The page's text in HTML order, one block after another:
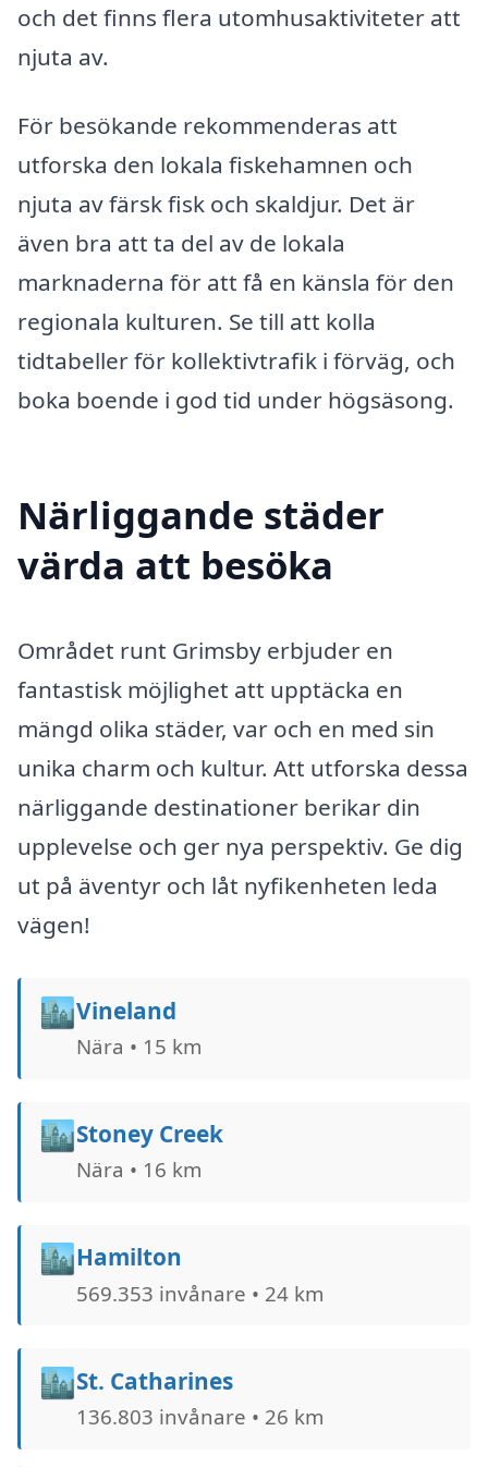
och det finns flera utomhusaktiviteter att
njuta av.
För besökande rekommenderas att
utforska den lokala fiskehamnen och
njuta av färsk fisk och skaldjur. Det är
även bra att ta del av de lokala
marknaderna för att få en känsla för den
regionala kulturen. Se till att kolla
tidtabeller för kollektivtrafik i förväg, och
boka boende i god tid under högsäsong.
Närliggande städer
värda att besöka
Området runt Grimsby erbjuder en
fantastisk möjlighet att upptäcka en
mängd olika städer, var och en med sin
unika charm och kultur. Att utforska dessa
närliggande destinationer berikar din
upplevelse och ger nya perspektiv. Ge dig
ut på äventyr och låt nyfikenheten leda
vägen!
🏙️Vineland
Nära • 15 km
🏙️Stoney Creek
Nära • 16 km
🏙️Hamilton
569.353 invånare • 24 km
🏙️St. Catharines
136.803 invånare • 26 km